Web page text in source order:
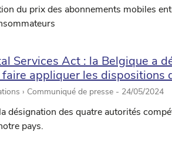
du prix des abonnements mobiles
Services Act : la Belgique a
appliquer les dispositions
› Communiqué de presse - 24/05/2024
désignation des quatre autorités
pays.